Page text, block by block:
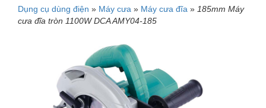
Đang tải dữ liệu
Dụng cụ dùng điện » Máy cưa » Máy cưa đĩa » 185mm Máy
cưa đĩa tròn 1100W DCA AMY04-185